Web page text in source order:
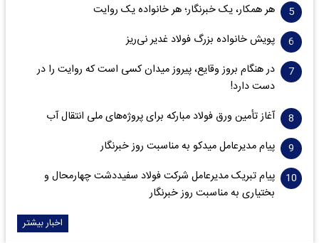
هر همکار، یک خبرنگار؛ هر خانواده یک روایت
پویش خانواده بزرگ فولاد غدیر نی‌ریز
در هنگام بروز وقایع، پیروز میدان کسی است که روایت را در
دست دارد!
آغاز تأمین ورق فولاد مبارکه برای پروژه‌های ملی انتقال آب
پیام مدیرعامل میدکو به مناسبت روز خبرنگار
پیام تبریک مدیرعامل شرکت فولاد سفیددشت چهارمحال و
بختیاری به مناسبت روز خبرنگار
اخبار بیشتر